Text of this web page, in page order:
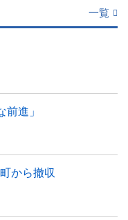
一覧
進」
から撤収